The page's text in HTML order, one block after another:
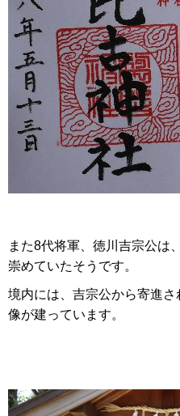
また8代将軍、徳川吉宗公は
崇めていたそうです。
境内には、吉宗公から寄進
像が建っています。